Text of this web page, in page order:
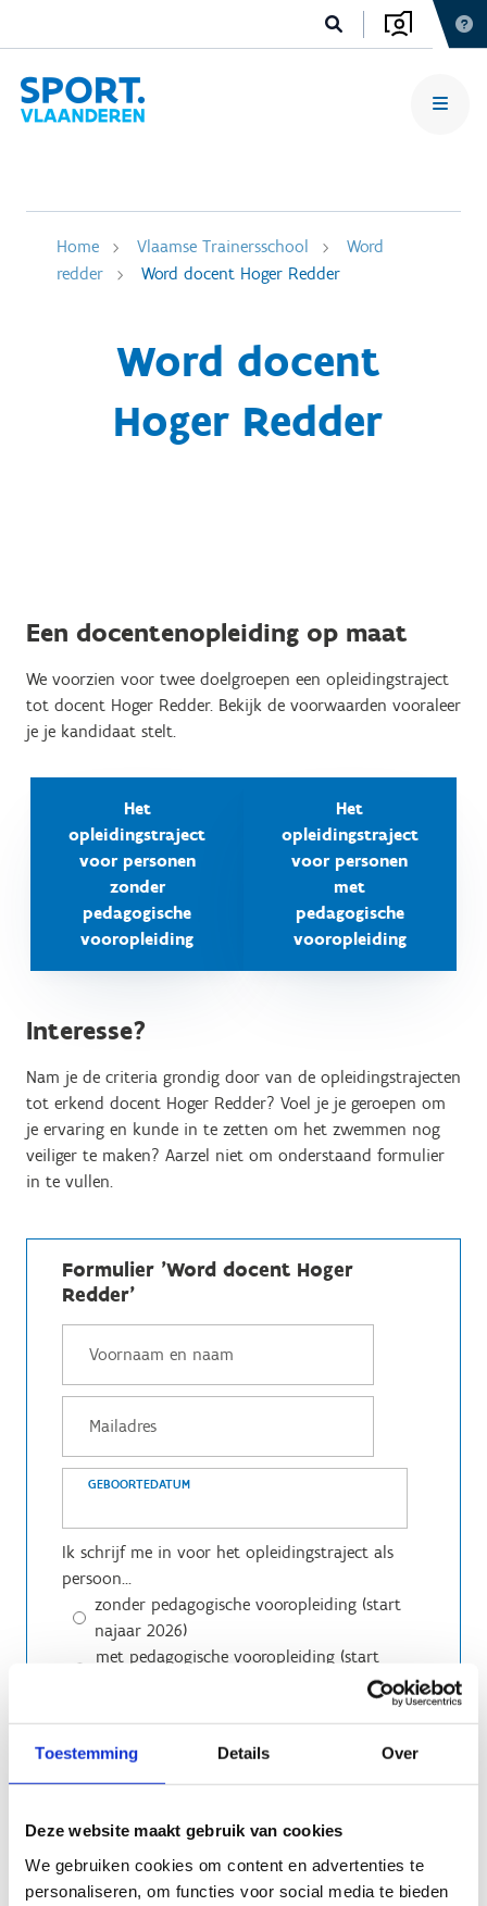
Toestemming Details Over
Deze website maakt gebruik van cookies
We gebruiken cookies om content en advertenties te
personaliseren, om functies voor social media te bieden
Home Vlaamse Trainersschool
Word
redder
Word docent Hoger Redder
Word docent
Hoger Redder
Een docentenopleiding op maat
We voorzien voor twee doelgroepen een opleidingstraject
tot docent Hoger Redder. Bekijk de voorwaarden vooraleer
je je kandidaat stelt.
Het
opleidingstraject
voor personen
zonder
pedagogische
vooropleiding
Het
opleidingstraject
voor personen
met
pedagogische
vooropleiding
Interesse?
Nam je de criteria grondig door van de opleidingstrajecten
tot erkend docent Hoger Redder? Voel je je geroepen om
je ervaring en kunde in te zetten om het zwemmen nog
veiliger te maken? Aarzel niet om onderstaand formulier
in te vullen.
Formulier 'Word docent Hoger
Redder'
GEBOORTEDATUM
Ik schrijf me in voor het opleidingstraject als
persoon...
zonder pedagogische vooropleiding (start
najaar 2026)
met pedagogische vooropleiding (start
Ik verklaar hierbij dat ik...
... de kwalificatie Hoger Redder bezit
start van het opleidingstraject)
(enkel als je beide aan kan vinken, kan je
starten aan het opleidingstraject)